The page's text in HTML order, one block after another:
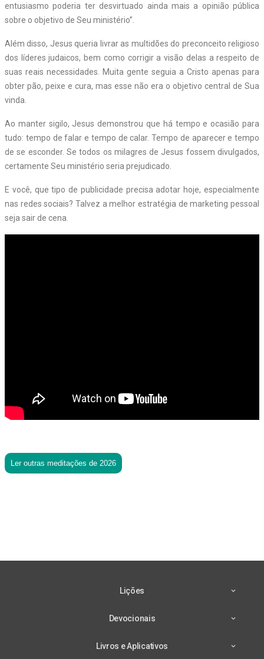
entusiasmo poderia ter desvirtuado ainda mais a opinião pública
sobre o objetivo de Seu ministério”.
Além disso, Jesus queria livrar as multidões do preconceito religioso
dos líderes judaicos, bem como corrigir a visão delas a respeito de
suas reais necessidades. Muita gente seguia a Cristo apenas para
obter pão, peixe e cura, mas esse não era o objetivo central de Sua
vinda.
Ao manter sigilo, Jesus demonstrou que há tempo e ocasião para
tudo: tempo de falar e tempo de calar. Tempo de aparecer e tempo
de se esconder. Se todos os milagres de Jesus fossem divulgados,
certamente Seu ministério seria prejudicado.
E você, que tipo de publicidade precisa adotar hoje, especialmente
nas redes sociais? Talvez a melhor estratégia de marketing pessoal
seja sair de cena.
Ler outras meditações de 2026
Lições
Devocionais
Livros e Aplicativos